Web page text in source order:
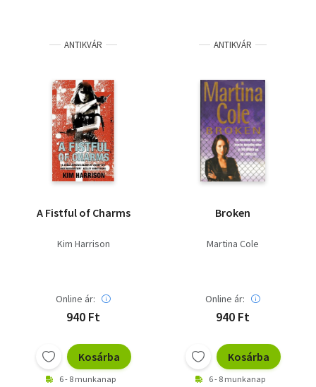
Minikönyv
Művészet
Szakkönyv
Történelem
Egyéb
ANTIKVÁR
A Fistful of Charms
Kim Harrison
Online ár:
940 Ft
Kosárba
6 - 8 munkanap
ANTIKVÁR
Broken
Martina Cole
Online ár:
940 Ft
Kosárba
6 - 8 munkanap